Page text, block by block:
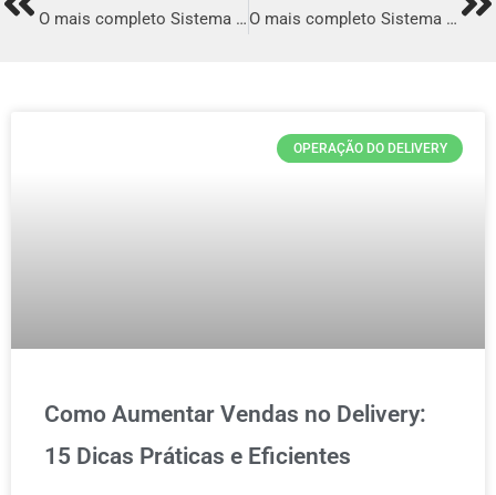
O mais completo Sistema para Delivery de Creperia em Coroatá
O mais completo Sistema para Delivery de Creperia em Itaberaba
OPERAÇÃO DO DELIVERY
Como Aumentar Vendas no Delivery:
15 Dicas Práticas e Eficientes